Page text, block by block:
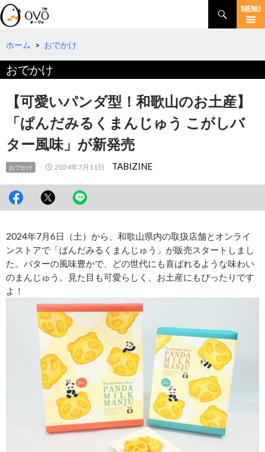
検
索
コ
テ
ツ
へ
ホーム > おでかけ
おでかけ
【可愛いパンダ型！和歌山のお土産】
「ぱんだみるくまんじゅう こがしバ
ター風味」が新発売
おでかけ 2024年7月11日 TABIZINE
2024年7月6日（土）から、和歌山県内の取扱店舗とオンライ
ンストアで「ぱんだみるくまんじゅう」が販売スタートしまし
た。バターの風味豊かで、どの世代にも喜ばれるような味わい
のまんじゅう。見た目も可愛らしく、お土産にもぴったりです
よ！